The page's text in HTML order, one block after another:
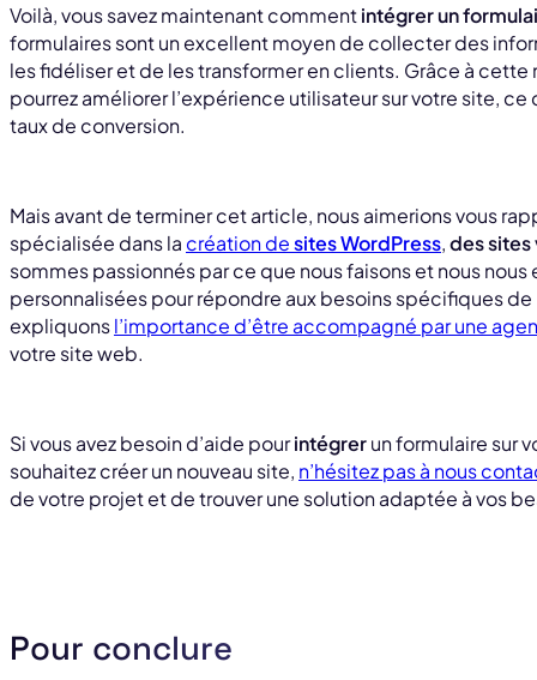
Voilà, vous savez maintenant commentintégrer un
formulaires sont un excellent moyen de collecter des
les fidéliser et de les transformer en clients. Grâce à
pourrez améliorer l’expérience utilisateur sur votre site,
taux de conversion.
Mais avant de terminer cet article, nous aimerions vous
spécialisée dans la création desites WordPress,des sites
sommes passionnés par ce que nous faisons et nous
personnalisées pour répondre aux besoins spécifiques de
expliquonsl’importance d’être accompagné par une
votre site web.
Si vous avez besoin d’aide pourintégrerun formulaire sur
souhaitez créer un nouveau site, n’hésitez pas à nous
de votre projet et de trouver une solution adaptée à vos
Pour conclure